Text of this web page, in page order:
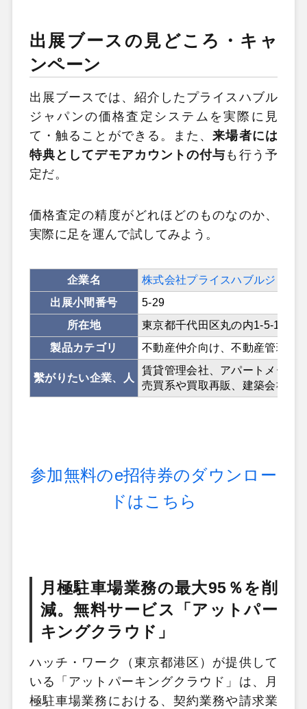
出展ブースの見どころ・キャ
ンペーン
出展ブースでは、紹介したプライスハブル
ジャパンの価格査定システムを実際に見
て・触ることができる。また、来場者には
特典としてデモアカウントの付与 も行う予
定だ。
価格査定の精度がどれほどのものなのか、
実際に足を運んで試してみよう。
企業名
株式会社プライスハブルジャパ
出展小間番号
5-29
所在地
東京都千代田区丸の内1-5-1新
製品カテゴリ
不動産仲介向け、不動産管理向
繫がりたい企業、人
賃貸管理会社、アパートメーカ
売買系や買取再販、建築会社、
参加無料のe招待券のダウンロー
ドはこちら
月極駐車場業務の最大95％を削
減。無料サービス「アットパー
キングクラウド」
ハッチ・ワーク（東京都港区）が提供して
いる「アットパーキングクラウド」は、月
極駐車場業務における、契約業務や請求業